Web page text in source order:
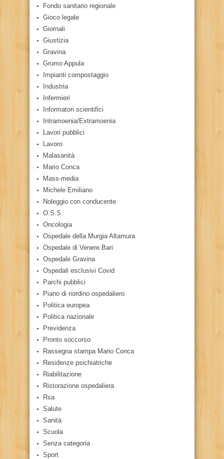
Fondo sanitario regionale
Gioco legale
Giornali
Giustizia
Gravina
Grumo Appula
Impianti compostaggio
Industria
Infermieri
Informatori scientifici
Intramoenia/Extramoenia
Lavori pubblici
Lavoro
Malasanità
Mario Conca
Mass-media
Michele Emiliano
Noleggio con conducente
O.S.S.
Oncologia
Ospedale della Murgia Altamura
Ospedale di Venere Bari
Ospedale Gravina
Ospedali esclusivi Covid
Parchi pubblici
Piano di riordino ospedaliero
Politica europea
Politica nazionale
Previdenza
Pronto soccorso
Rassegna stampa Mario Conca
Residenze psichiatriche
Riabilitazione
Ristorazione ospedaliera
Rsa
Salute
Sanità
Scuola
Senza categoria
Sport